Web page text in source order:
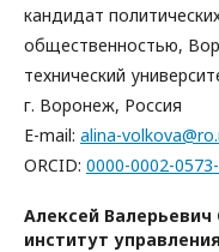
кандидат
общественностью,
технический
г. Воронеж, Россия
E-mail: alina-
ORCID: 0000-0002-
Алексей Валерьевич
институт